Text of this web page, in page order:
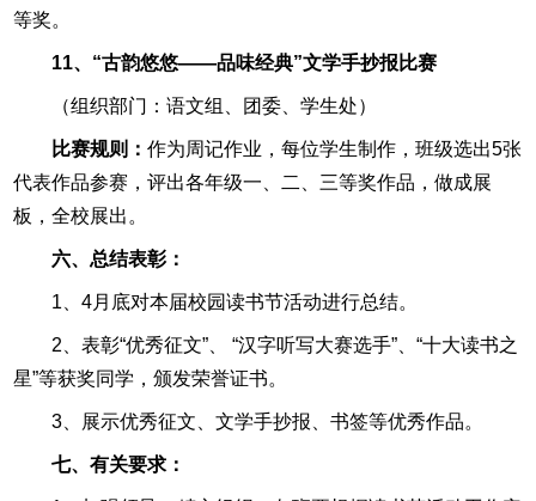
等奖。
11、“古韵悠悠——品味经典”文学手抄报比赛
（组织部门：语文组、团委、学生处）
比赛规则：作为周记作业，每位学生制作，班级选出5张
代表作品参赛，评出各年级一、二、三等奖作品，做成展
板，全校展出。
六、总结表彰：
1、4月底对本届校园读书节活动进行总结。
2、表彰“优秀征文”、 “汉字听写大赛选手”、“十大读书之
星”等获奖同学，颁发荣誉证书。
3、展示优秀征文、文学手抄报、书签等优秀作品。
七、有关要求：